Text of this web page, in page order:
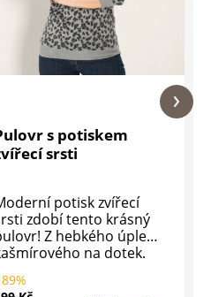
s potiskem
srsti
potisk zvířecí
zdobí tento krásný
Z hebkého úpletu
na dotek.
i nošení.